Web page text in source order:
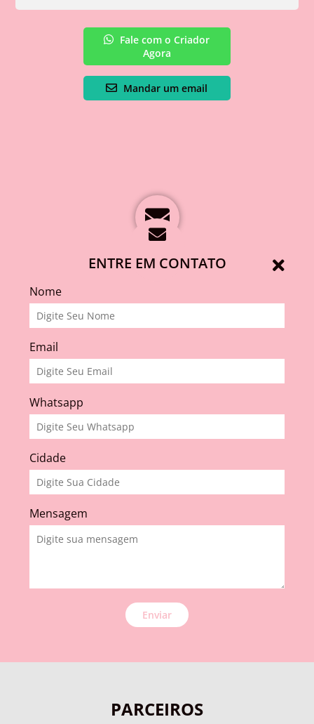
Fale com o Criador
Agora
Mandar um email
ENTRE EM CONTATO
Nome
Email
Whatsapp
Cidade
Mensagem
Enviar
PARCEIROS